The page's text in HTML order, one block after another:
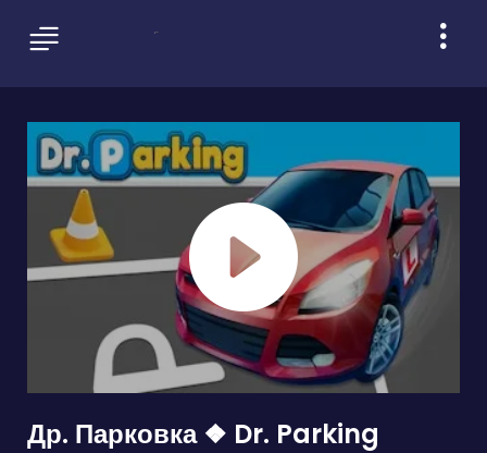
Др. Парковка ❖ Dr. Parking